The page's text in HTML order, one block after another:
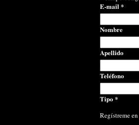
E-mail*
Nombre
Apellido
Teléfono
Tipo*
Regístreme